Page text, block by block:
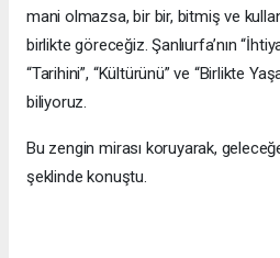
mani olmazsa, bir bir, bitmiş ve
birlikte göreceğiz. Şanlıurfa’nın
“Tarihini”, “Kültürünü” ve “Birlikte
biliyoruz.
Bu zengin mirası koruyarak,
şeklinde konuştu.